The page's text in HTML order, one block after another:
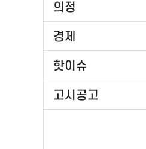
의정
경제
핫이슈
고시공고